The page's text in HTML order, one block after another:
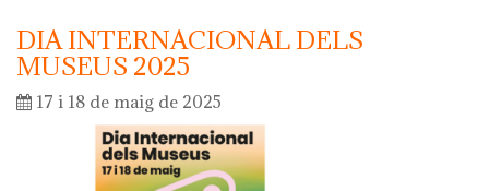
DIA INTERNACIONAL DELS
MUSEUS 2025
17 i 18 de maig de 2025